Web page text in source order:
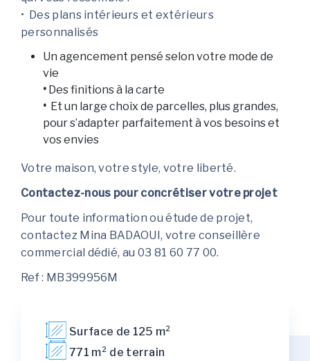
• Des plans intérieurs et extérieurs
personnalisés
Un agencement pensé selon votre mode de
vie
• Des finitions à la carte
• Et un large choix de parcelles, plus grandes,
pour s’adapter parfaitement à vos besoins et
vos envies
Votre maison, votre style, votre liberté.
Contactez-nous pour concrétiser votre projet
Pour toute information ou étude de projet,
contactez Mina BADAOUI, votre conseillère
commercial dédié, au 03 81 60 77 00.
Ref : MB399956M
Surface de 125 m²
771 m² de terrain